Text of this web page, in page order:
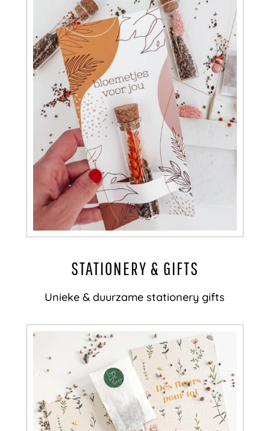
STATIONERY & GIFTS
Unieke & duurzame stationery gifts